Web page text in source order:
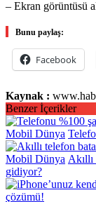
– Ekran görüntüsü
Bunu paylaş:
Facebook
Kaynak :
Benzer İçerikler
Mobil Dünya
Mobil Dünya
gidiyor?